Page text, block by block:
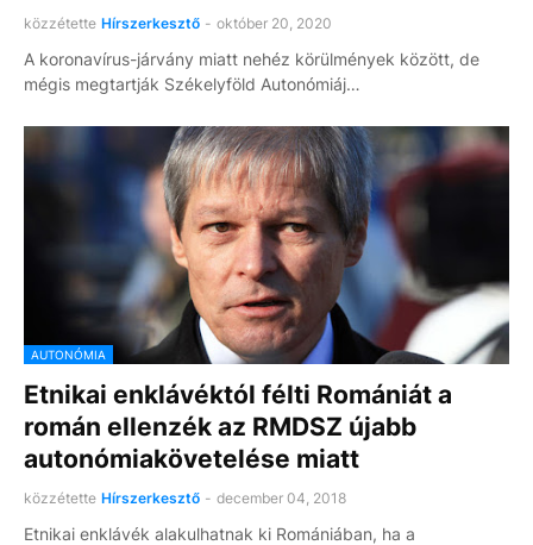
közzétette Hírszerkesztő - október 20, 2020
A koronavírus-járvány miatt nehéz körülmények között, de
mégis megtartják Székelyföld Autonómiáj…
AUTONÓMIA
Etnikai enklávéktól félti Romániát a
román ellenzék az RMDSZ újabb
autonómiakövetelése miatt
közzétette Hírszerkesztő - december 04, 2018
Etnikai enklávék alakulhatnak ki Romániában, ha a